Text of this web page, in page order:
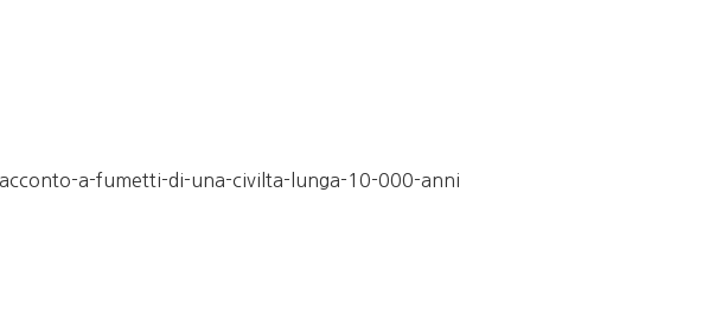
a-fumetti-di-una-civilta-lunga-10-000-anni